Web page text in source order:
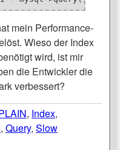
mein Performance-
Wieso der Index
wird, ist mir
die Entwickler die
verbessert?
, Index,
, Query, Slow